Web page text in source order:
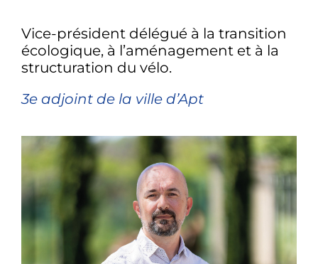
Vice-président délégué à la transition
écologique, à l’aménagement et à la
structuration du vélo.
3e adjoint de la ville d’Apt